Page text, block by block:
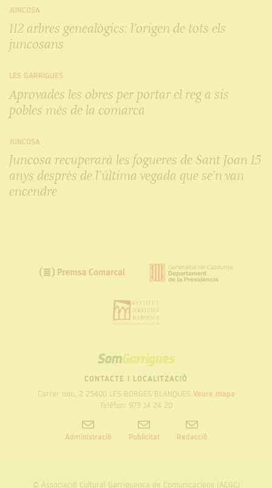
JUNCOSA
112 arbres genealògics: l’origen de tots els
juncosans
LES GARRIGUES
Aprovades les obres per portar el reg a sis
pobles més de la comarca
JUNCOSA
Juncosa recuperarà les fogueres de Sant Joan 15
anys després de l’última vegada que se’n van
encendre
SOM
GARRIGUES
CONTACTE I LOCALITZACIÓ
Carrer nou, 2 25400 LES BORGES BLANQUES Veure mapa
Telèfon: 973 14 24 20
Administració Publicitat Redacció
© Associació Cultural Garriguenca de Comunicacions (ACGC)